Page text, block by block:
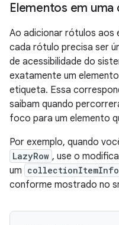
Elementos em uma
Ao adicionar rótulos aos
cada rótulo precisa ser
de acessibilidade do
exatamente um
etiqueta. Essa
saibam quando
foco para um elemento
Por exemplo, quando
LazyRow , use o
um collectionItemInfo
conforme mostrado no